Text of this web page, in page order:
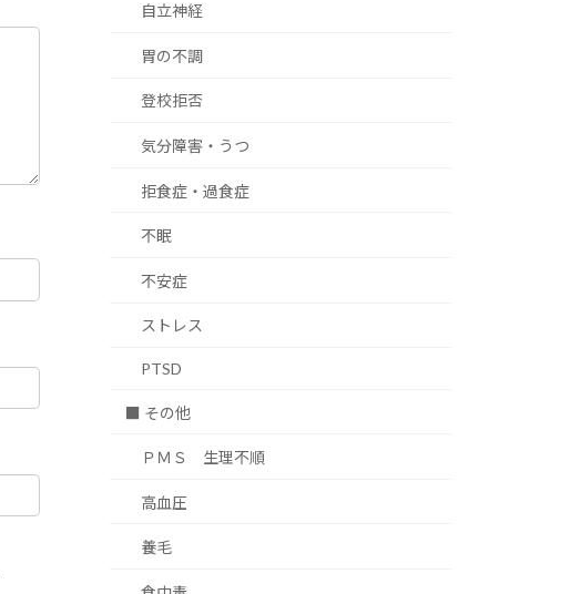
自立神経
胃の不調
登校拒否
気分障害・うつ
拒食症・過食症
不眠
不安症
ストレス
PTSD
■ その他
ＰＭＳ 生理不順
高血圧
養毛